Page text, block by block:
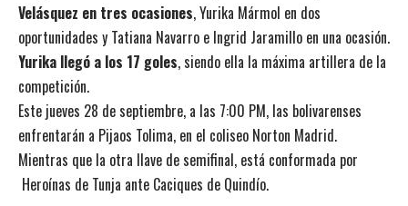
Velásquez en tres ocasiones, Yurika Mármol en dos
oportunidades y Tatiana Navarro e Ingrid Jaramillo en una ocasión.
Yurika llegó a los 17 goles, siendo ella la máxima artillera de la
competición.
Este jueves 28 de septiembre, a las 7:00 PM, las bolivarenses
enfrentarán a Pijaos Tolima, en el coliseo Norton Madrid.
Mientras que la otra llave de semifinal, está conformada por
Heroínas de Tunja ante Caciques de Quindío.